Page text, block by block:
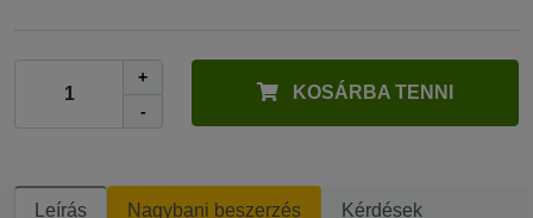
+
-
KOSÁRBA TENNI
Leírás Nagybani beszerzés Kérdések